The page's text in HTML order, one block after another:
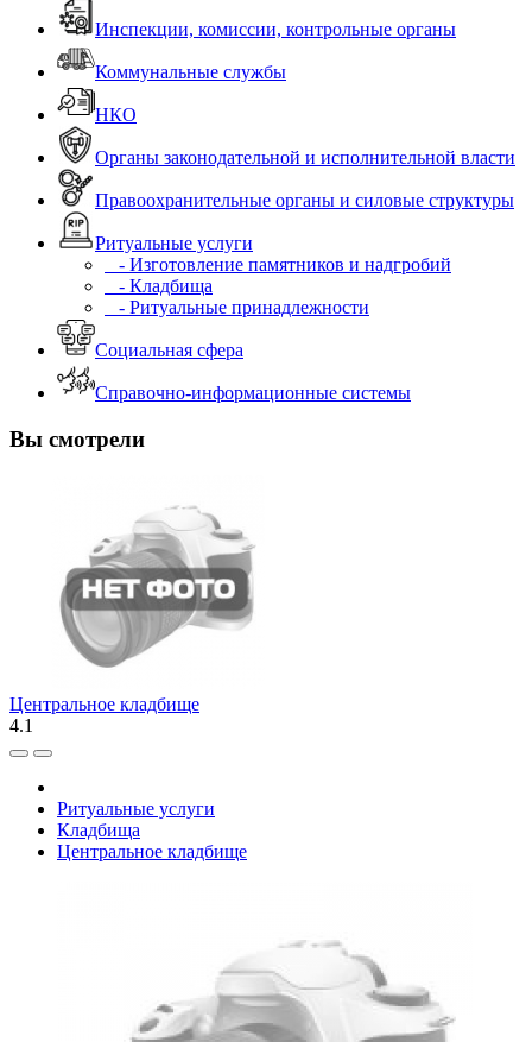
Инспекции, комиссии, контрольные органы
Коммунальные службы
НКО
Органы законодательной и исполнительной власти
Правоохранительные органы и силовые структуры
Ритуальные услуги
- Изготовление памятников и надгробий
- Кладбища
- Ритуальные принадлежности
Социальная сфера
Справочно-информационные системы
Вы смотрели
Центральное кладбище
4.1
Ритуальные услуги
Кладбища
Центральное кладбище